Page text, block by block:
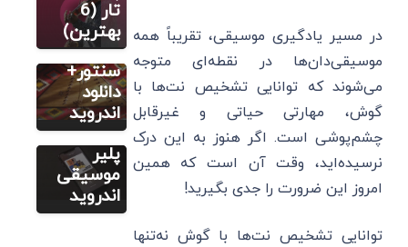
در مسیر یادگیری موسیقی، تقریباً همه
موسیقی‌دان‌ها در نقطه‌ای متوجه
می‌شوند که توانایی تشخیص نت‌ها با
گوش، مهارتی حیاتی و غیرقابل
چشم‌پوشی است. اگر هنوز به این درک
نرسیده‌اید، وقت آن است که همین
امروز این ضرورت را جدی بگیرید!
توانایی تشخیص نت‌ها با گوش نه‌تنها
تار (6
بهترین)
برنامه
تیونر برای
کوک
سنتور+
دانلود
اندروید
مطالب متنوع
دیگر
برنامه
موسیقی:
دانلود 8
بهترین
پلیر
موسیقی
اندروید